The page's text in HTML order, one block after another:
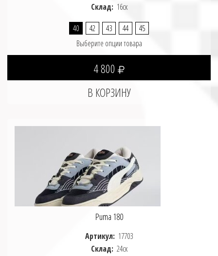
Склад: 16ск
40 42 43 44
45
Выберите опции товара
4 800
Puma 180
Артикул: 17703
Склад: 24ск